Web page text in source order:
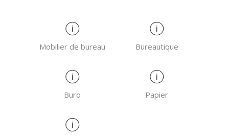
Mobilier de bureau Bureautique
Buro Papier